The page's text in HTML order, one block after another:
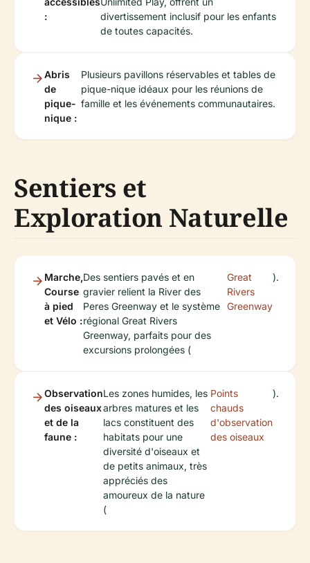
:
divertissement inclusif pour les enfants
de toutes capacités.
Abris
de
pique-
nique :
Plusieurs pavillons réservables et tables de
pique-nique idéaux pour les réunions de
famille et les événements communautaires.
Sentiers et
Exploration Naturelle
Marche,
Course
à pied
et Vélo :
Des sentiers pavés et en
gravier relient la River des
Peres Greenway et le système
régional Great Rivers
Greenway, parfaits pour des
excursions prolongées (
Great
Rivers
Greenway
).
Observation
des oiseaux
et de la
faune :
Les zones humides, les
arbres matures et les
lacs constituent des
habitats pour une
diversité d'oiseaux et
de petits animaux, très
appréciés des
amoureux de la nature
(
Points
chauds
d'observation
des oiseaux
).